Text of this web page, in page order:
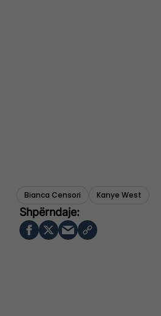
Bianca Censori Kanye West